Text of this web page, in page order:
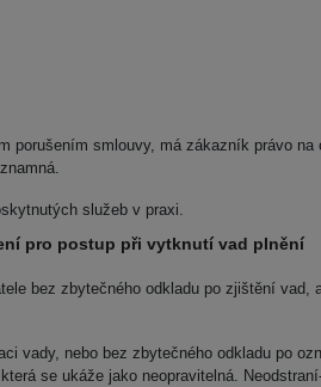
smlouvy, má zákazník právo na
služeb v praxi.
pro postup při vytknutí vad plnění
bez zbytečného odkladu po zjištění
vady, nebo bez zbytečného odkladu po
se ukáže jako neopravitelná.